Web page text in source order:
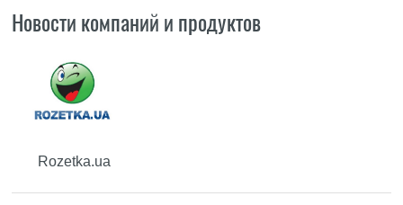
Новости компаний и продуктов
Rozetka.ua